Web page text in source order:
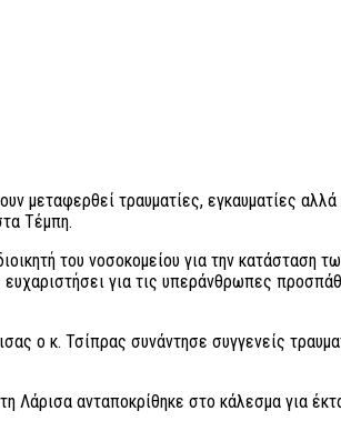
μεταφερθεί τραυματίες, εγκαυματίες
Τέμπη.
του νοσοκομείου για την κατάσταση
για τις υπεράνθρωπες
ο κ. Τσίπρας συνάντησε συγγενείς
Λάρισα ανταποκρίθηκε στο κάλεσμα για